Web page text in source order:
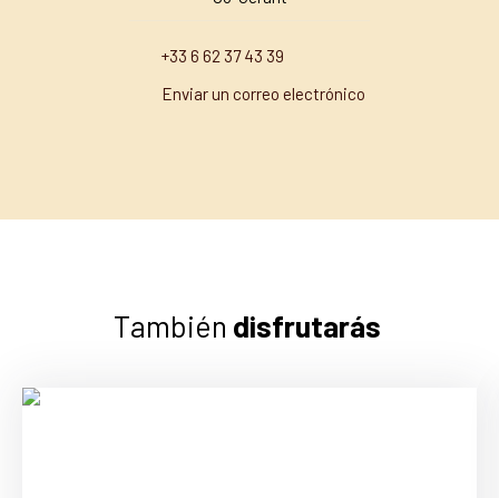
+33 6 62 37 43 39
Enviar un correo electrónico
También disfrutarás